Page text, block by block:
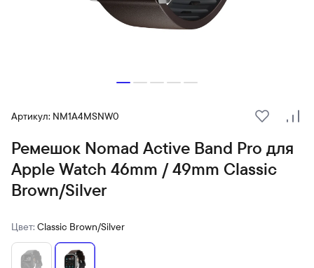
Артикул: NM1A4MSNW0
В
Ремешок Nomad Active Band Pro для
Apple Watch 46mm / 49mm Classic
Brown/Silver
Цвет: Classic Brown/Silver